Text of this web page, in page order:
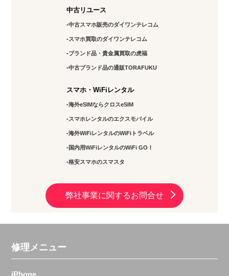
中古リユース
中古スマホ販売のダイワンテレコム
スマホ買取のダイワンテレコム
ブランド品・貴金属買取の虎福
中古ブランド品の通販TORAFUKU
スマホ・WiFiレンタル
海外eSIMならクロスeSIM
スマホレンタルのエクスモバイル
海外WiFiレンタルのWiFiトラベル
国内用WiFiレンタルのWiFi GO！
格安スマホのスマスタ
弊社事業に関するお問合せ
修理メニュー
iPhone